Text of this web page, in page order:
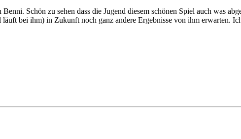
Schön zu sehen dass die Jugend diesem schönen Spiel auch was
bei ihm) in Zukunft noch ganz andere Ergebnisse von ihm erwarten.